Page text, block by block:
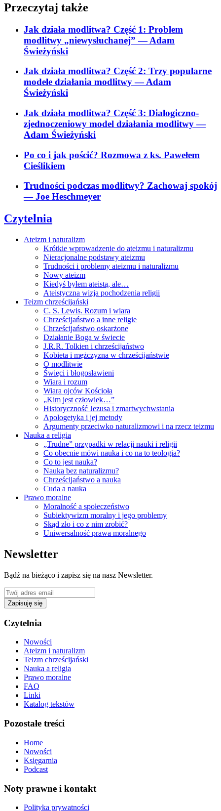
Przeczytaj także
Jak działa modlitwa? Część 1: Problem
modlitwy „niewysłuchanej”— Adam
Świeżyński
Jak działa modlitwa? Część 2: Trzy popularne
modele działania modlitwy— Adam
Świeżyński
Jak działa modlitwa? Część 3: Dialogiczno-
zjednoczeniowy model działania modlitwy—
Adam Świeżyński
Po co i jak pościć? Rozmowa z ks. Pawełem
Cieślikiem
Trudności podczas modlitwy? Zachowaj spokój
— Joe Heschmeyer
Czytelnia
Ateizm i naturalizm
Krótkie wprowadzenie do ateizmu i naturalizmu
Nieracjonalne podstawy ateizmu
Trudności i problemy ateizmu i naturalizmu
Nowy ateizm
Kiedyś byłem ateistą, ale…
Ateistyczna wizja pochodzenia religii
Teizm chrześcijański
C. S. Lewis. Rozum i wiara
Chrześcijaństwo a inne religie
Chrześcijaństwo oskarżone
Działanie Boga w świecie
J.R.R. Tolkien i chrześcijaństwo
Kobieta i mężczyzna w chrześcijaństwie
O modlitwie
Święci i błogosławieni
Wiara i rozum
Wiara ojców Kościoła
„Kim jest człowiek…”
Historyczność Jezusa i zmartwychwstania
Apologetyka i jej metody
Argumenty przeciwko naturalizmowi i na rzecz teizmu
Nauka a religia
„Trudne” przypadki w relacji nauki i religii
Co obecnie mówi nauka i co na to teologia?
Co to jest nauka?
Nauka bez naturalizmu?
Chrześcijaństwo a nauka
Cuda a nauka
Prawo moralne
Moralność a społeczeństwo
Subiektywizm moralny i jego problemy
Skąd zło i co z nim zrobić?
Uniwersalność prawa moralnego
Newsletter
Bądź na bieżąco i zapisz się na nasz Newsletter.
Zapisuję się
Czytelnia
Nowości
Ateizm i naturalizm
Teizm chrześcijański
Nauka a religia
Prawo moralne
FAQ
Linki
Katalog tekstów
Pozostałe treści
Home
Nowości
Księgarnia
Podcast
Noty prawne i kontakt
Polityka prywatności